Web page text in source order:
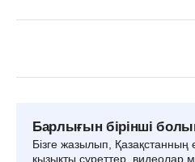
Барлығын бірінші
Бізге жазылып, Қазақстанның
қызықты суреттер, видеолар